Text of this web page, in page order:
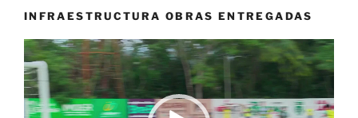
INFRAESTRUCTURA OBRAS ENTREGADAS
Reproductor
de
vídeo